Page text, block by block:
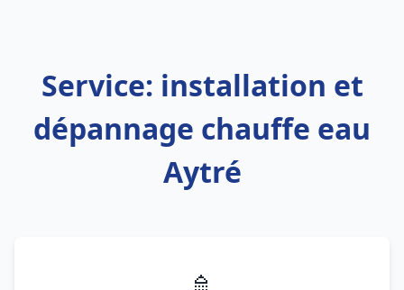
Service: installation et
dépannage chauffe eau
Aytré